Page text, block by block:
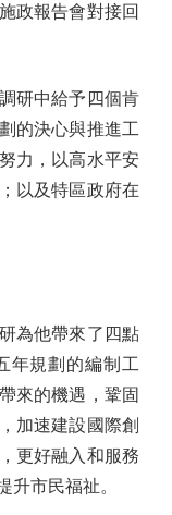
政報告會對接回
研中給予四個肯
的決心與推進工
力，以高水平安
以及特區政府在
為他帶來了四點
年規劃的編制工
來的機遇，鞏固
加速建設國際創
更好融入和服務
升市民福祉。